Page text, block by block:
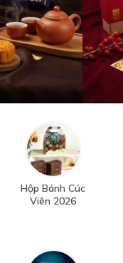
Hộp Bánh Cúc
Viên 2026